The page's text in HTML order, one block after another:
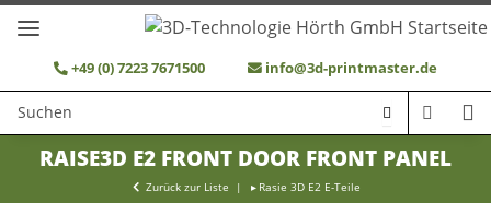
+49 (0) 7223 7671500 info@3d-printmaster.de
RAISE3D E2 FRONT DOOR FRONT PANEL
Zurück zur Liste Rasie 3D E2 E-Teile